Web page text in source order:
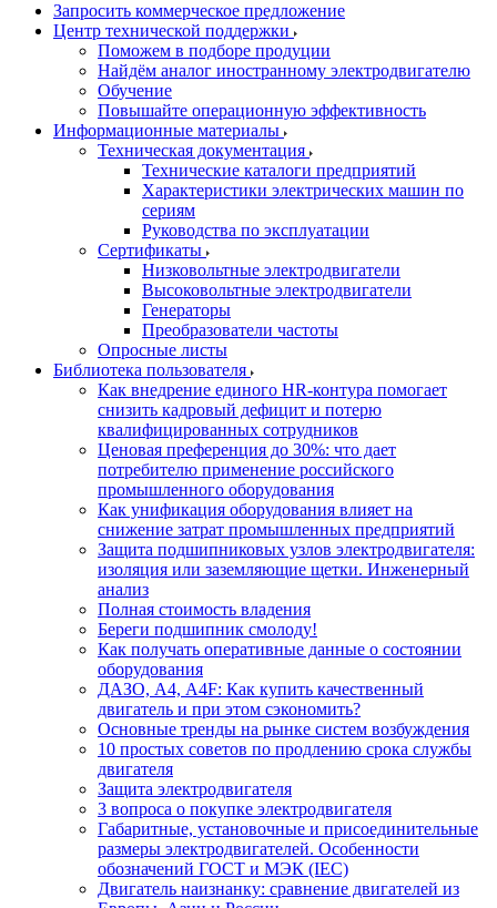
Запросить коммерческое предложение
Центр технической поддержки
Поможем в подборе продуции
Найдём аналог иностранному электродвигателю
Обучение
Повышайте операционную эффективность
Информационные материалы
Техническая документация
Технические каталоги предприятий
Характеристики электрических машин по
сериям
Руководства по эксплуатации
Сертификаты
Низковольтные электродвигатели
Высоковольтные электродвигатели
Генераторы
Преобразователи частоты
Опросные листы
Библиотека пользователя
Как внедрение единого HR-контура помогает
снизить кадровый дефицит и потерю
квалифицированных сотрудников
Ценовая преференция до 30%: что дает
потребителю применение российского
промышленного оборудования
Как унификация оборудования влияет на
снижение затрат промышленных предприятий
Защита подшипниковых узлов электродвигателя:
изоляция или заземляющие щетки. Инженерный
анализ
Полная стоимость владения
Береги подшипник смолоду!
Как получать оперативные данные о состоянии
оборудования
ДАЗО, А4, А4F: Как купить качественный
двигатель и при этом сэкономить?
Основные тренды на рынке систем возбуждения
10 простых советов по продлению срока службы
двигателя
Защита электродвигателя
3 вопроса о покупке электродвигателя
Габаритные, установочные и присоединительные
размеры электродвигателей. Особенности
обозначений ГОСТ и МЭК (IEC)
Двигатель наизнанку: сравнение двигателей из